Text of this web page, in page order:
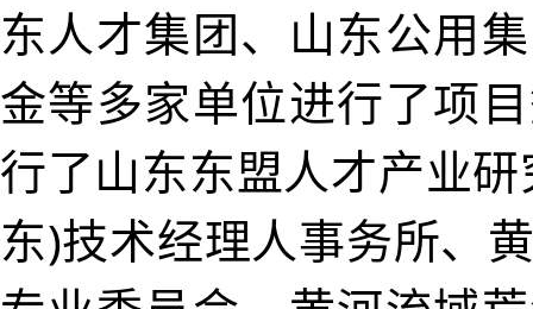
东人才集团、山东公用
金等多家单位进行了项
行了山东东盟人才产业
东)技术经理人事务所、